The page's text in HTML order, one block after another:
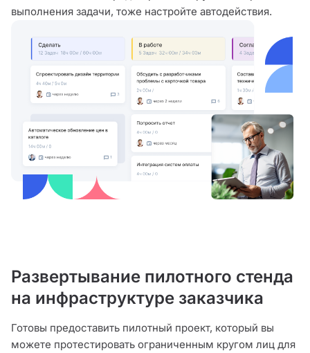
выполнения задачи, тоже настройте автодействия.
Развертывание пилотного стенда
на инфраструктуре заказчика
Готовы предоставить пилотный проект, который вы
можете протестировать ограниченным кругом лиц для